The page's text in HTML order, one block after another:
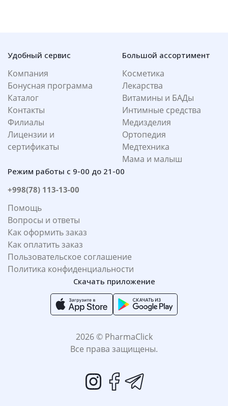
Удобный сервис
Компания
Бонусная программа
Каталог
Контакты
Филиалы
Лицензии и
сертификаты
Большой ассортимент
Косметика
Лекарства
Витамины и БАДы
Интимные средства
Медизделия
Ортопедия
Медтехника
Мама и малыш
Режим работы с 9-00 до 21-00
+998(78) 113-13-00
Помощь
Вопросы и ответы
Как оформить заказ
Как оплатить заказ
Пользовательское соглашение
Политика конфиденциальности
Скачать приложение
2026 © PharmaClick
Все права защищены.